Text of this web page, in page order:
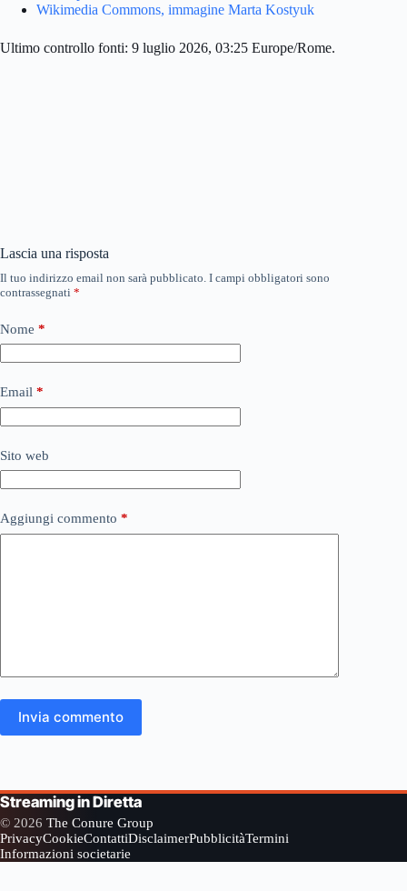
Wikimedia Commons, immagine Marta Kostyuk
Ultimo controllo fonti: 9 luglio 2026, 03:25 Europe/Rome.
Lascia una risposta
Il tuo indirizzo email non sarà pubblicato. I campi obbligatori sono
contrassegnati *
Nome *
Email *
Sito web
Aggiungi commento *
Invia commento
Streaming in Diretta
© 2026 The Conure Group
PrivacyCookieContattiDisclaimerPubblicitàTermini
Informazioni societarie